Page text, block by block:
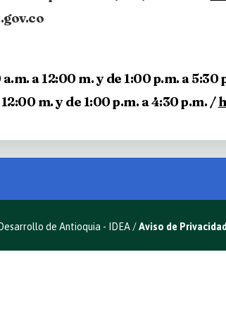
a 12:00 m. y de 1:00 p.m. a 5:30
m. y de 1:00 p.m. a 4:30 p.m. /
de Antioquia - IDEA /Aviso de Privacidad